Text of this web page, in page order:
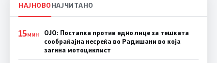
НАЈНОВОНАЈЧИТАНО
15МИН
ОЈО: Постапка против едно лице за тешката
сообраќајна несреќа во Радишани во која
загина мотоциклист